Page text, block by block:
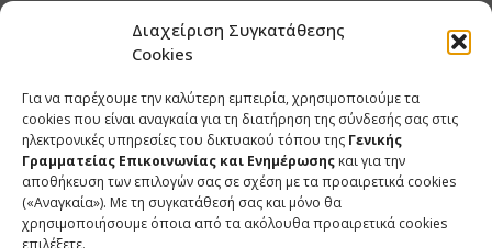
Διαχείριση Συγκατάθεσης
Cookies
Για να παρέχουμε την καλύτερη εμπειρία, χρησιμοποιούμε τα
cookies που είναι αναγκαία για τη διατήρηση της σύνδεσής σας στις
ηλεκτρονικές υπηρεσίες του δικτυακού τόπου της Γενικής
Γραμματείας Επικοινωνίας και Ενημέρωσης και για την
αποθήκευση των επιλογών σας σε σχέση με τα προαιρετικά cookies
(«Αναγκαία»). Με τη συγκατάθεσή σας και μόνο θα
χρησιμοποιήσουμε όποια από τα ακόλουθα προαιρετικά cookies
επιλέξετε.
ΕΠΙΚΟΙΝΩΝΙΑ